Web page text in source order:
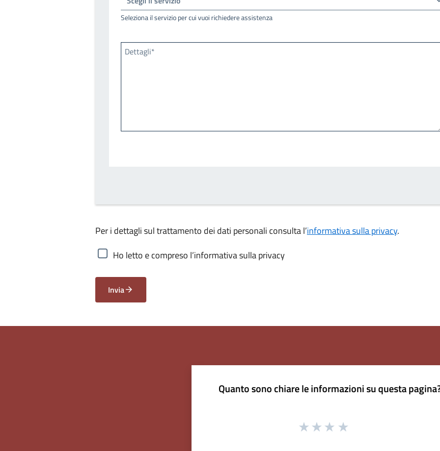
Seleziona il servizio per cui vuoi richiedere assistenza
Dettagli*
Per i dettagli sul trattamento dei dati personali consulta l’informativa sulla privacy.
Ho letto e compreso l’informativa sulla privacy
Invia
Quanto sono chiare le informazioni su questa